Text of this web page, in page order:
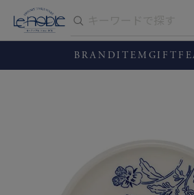
BRANDITEM GIFT